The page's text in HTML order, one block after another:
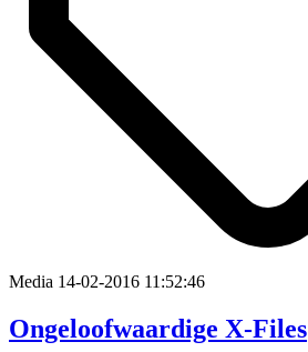
Media 14-02-2016 11:52:46
Ongeloofwaardige X-Files